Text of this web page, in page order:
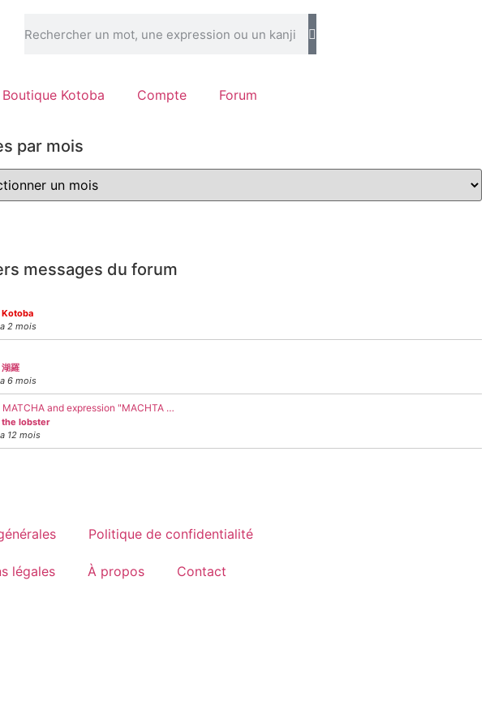
Boutique Kotoba Compte Forum
par mois
messages du forum
Kotoba
2 mois
湖羅
6 mois
MATCHA and expression "MACHTA …
the lobster
12 mois
Politique de confidentialité
légales À propos Contact